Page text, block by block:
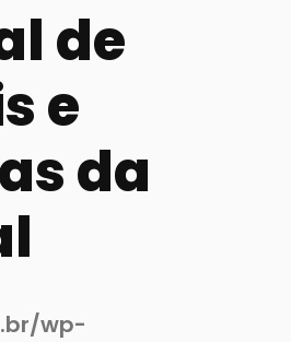
de
e
da
wp-